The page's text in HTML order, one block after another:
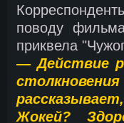
поводу
приквела
— Действие
Жокей?